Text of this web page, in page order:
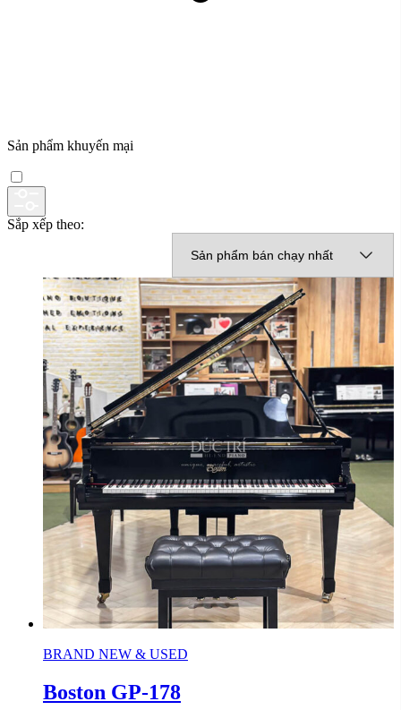
Sản phẩm khuyến mại
Sắp xếp theo:
BRAND NEW & USED
Boston GP-178